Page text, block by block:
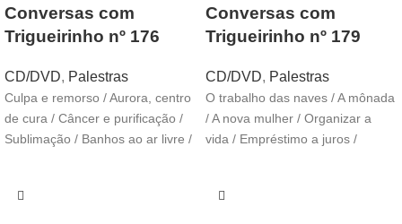
Conversas com
Trigueirinho nº 176
CD/DVD, Palestras
Culpa e remorso / Aurora, centro
de cura / Câncer e purificação /
Sublimação / Banhos ao ar livre /
Conversas com
Trigueirinho nº 179
CD/DVD, Palestras
O trabalho das naves / A mônada
/ A nova mulher / Organizar a
vida / Empréstimo a juros /